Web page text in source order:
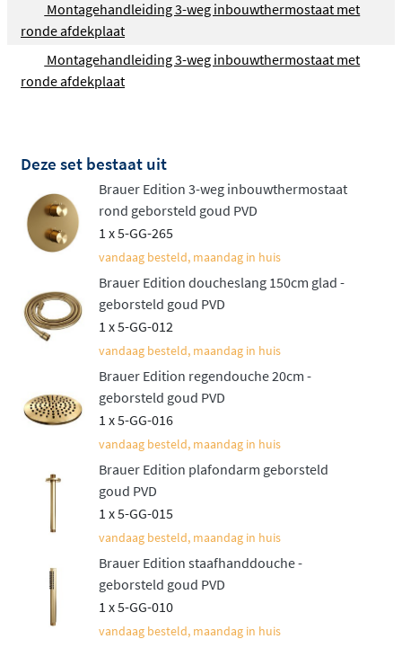
uitstraling, een gebogen wandarm voor extra bereik, of
een plafondbuis voor een luxueus spa-gevoel.
Handdouche naar uw voorkeur
waterstraal. De veelzijdige 3-standen handdouche biedt
drie verschillende waterpatronen die u eenvoudig
wisselt via een drukknop. Monteer de handdouche in
een vaste wandhouder of aan een glijstang voor in
hoogte verstelbaar comfort. Elke variant wordt geleverd
met een flexibele doucheslang van 150 cm.
Ruime keuze in kleuren en
afwerkingen
De Edition collectie onderscheidt zich door een breed
scala aan afwerkingen. Naast het tijdloze
zijn er moderne matte PVD-afwerkingen
beschikbaar: geborsteld goud, geborsteld koper,
geborsteld gunmetal, geborsteld RVS en mat zwart. Deze
hoogwaardige PVD-coating is bijzonder slijtvast,
krasbestendig en behoudt jarenlang zijn prachtige
uitstraling.
Veilige en stabiele
temperatuurregeling
Montagehandleiding 3-weg inbouwthermostaat met
ronde afdekplaat
Montagehandleiding 3-weg inbouwthermostaat met
ronde afdekplaat
Deze set bestaat uit
Brauer Edition 3-weg inbouwthermostaat
rond geborsteld goud PVD
1 x 5-GG-265
vandaag besteld, maandag in huis
Brauer Edition doucheslang 150cm glad -
geborsteld goud PVD
1 x 5-GG-012
vandaag besteld, maandag in huis
Brauer Edition regendouche 20cm -
geborsteld goud PVD
1 x 5-GG-016
vandaag besteld, maandag in huis
Brauer Edition plafondarm geborsteld
goud PVD
1 x 5-GG-015
vandaag besteld, maandag in huis
Brauer Edition staafhanddouche -
geborsteld goud PVD
1 x 5-GG-010
vandaag besteld, maandag in huis